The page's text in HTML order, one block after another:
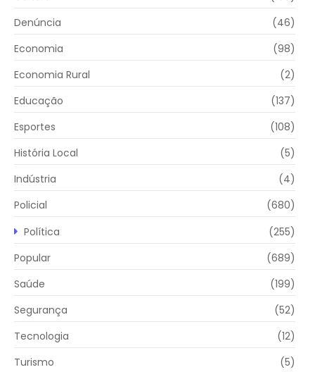
Denúncia
(46)
Economia
(98)
Economia Rural
(2)
Educação
(137)
Esportes
(108)
História Local
(5)
Indústria
(4)
Policial
(680)
Política
(255)
Popular
(689)
Saúde
(199)
Segurança
(52)
Tecnologia
(12)
Turismo
(5)